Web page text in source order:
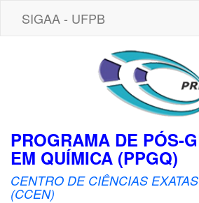
SIGAA - UFPB
PROGRAMA DE PÓS-
EM QUÍMICA (PPGQ)
CENTRO DE CIÊNCIAS
(CCEN)